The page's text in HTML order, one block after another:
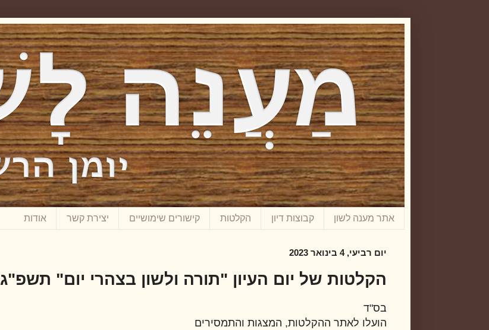
אתר מענה לשון קבוצות דיון הקלטות קישורים שימושיים יצירת קשר אודות
יום רביעי, 4 בינואר 2023
הקלטות של יום העיון "תורה ולשון בצהרי יום" תשפ"ג
בס"ד
הועלו לאתר ההקלטות, המצגות והתמסירים